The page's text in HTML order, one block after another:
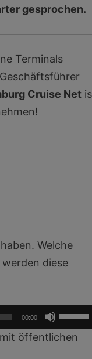
gesprochen.
Terminals
Cruise Net
Welche
diese
00:00
Hoch/
öffentlichen